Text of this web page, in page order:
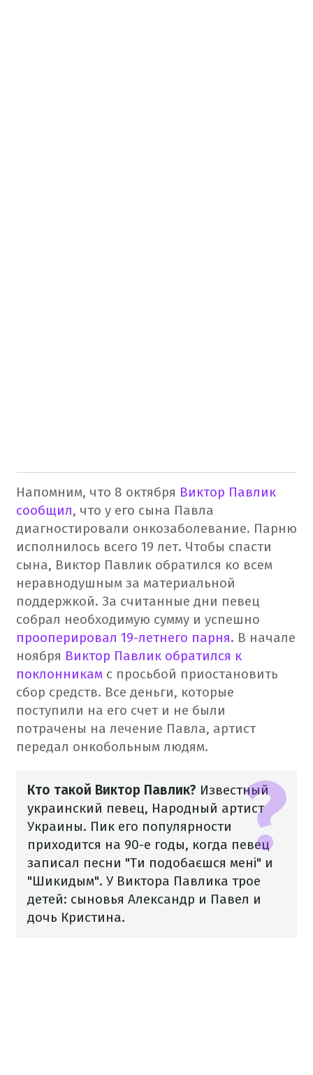
Напомним, что 8 октября Виктор Павлик
сообщил, что у его сына Павла
диагностировали онкозаболевание. Парню
исполнилось всего 19 лет. Чтобы спасти
сына, Виктор Павлик обратился ко всем
неравнодушным за материальной
поддержкой. За считанные дни певец
собрал необходимую сумму и успешно
прооперировал 19-летнего парня. В начале
ноября Виктор Павлик обратился к
поклонникам с просьбой приостановить
сбор средств. Все деньги, которые
поступили на его счет и не были
потрачены на лечение Павла, артист
передал онкобольным людям.
Кто такой Виктор Павлик? Известный
украинский певец, Народный артист
Украины. Пик его популярности
приходится на 90-е годы, когда певец
записал песни "Ти подобаєшся мені" и
"Шикидым". У Виктора Павлика трое
детей: сыновья Александр и Павел и
дочь Кристина.